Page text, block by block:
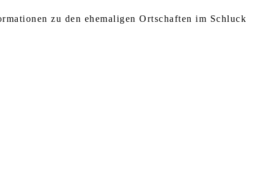
zu den ehemaligen Ortschaften im Schluck